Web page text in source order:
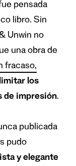
pensada
libro. Sin
Unwin no
una obra de
fracaso,
limitar los
de impresión.
publicada
pudo
y elegante